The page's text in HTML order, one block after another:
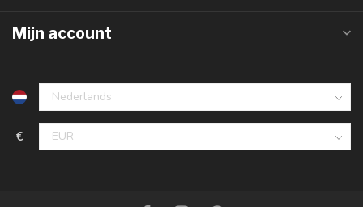
Mijn account
€